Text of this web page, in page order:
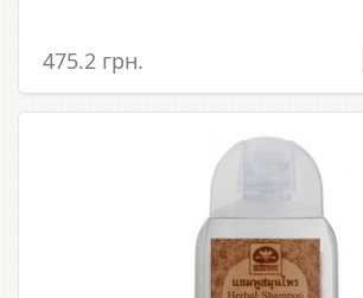
475.2 грн.